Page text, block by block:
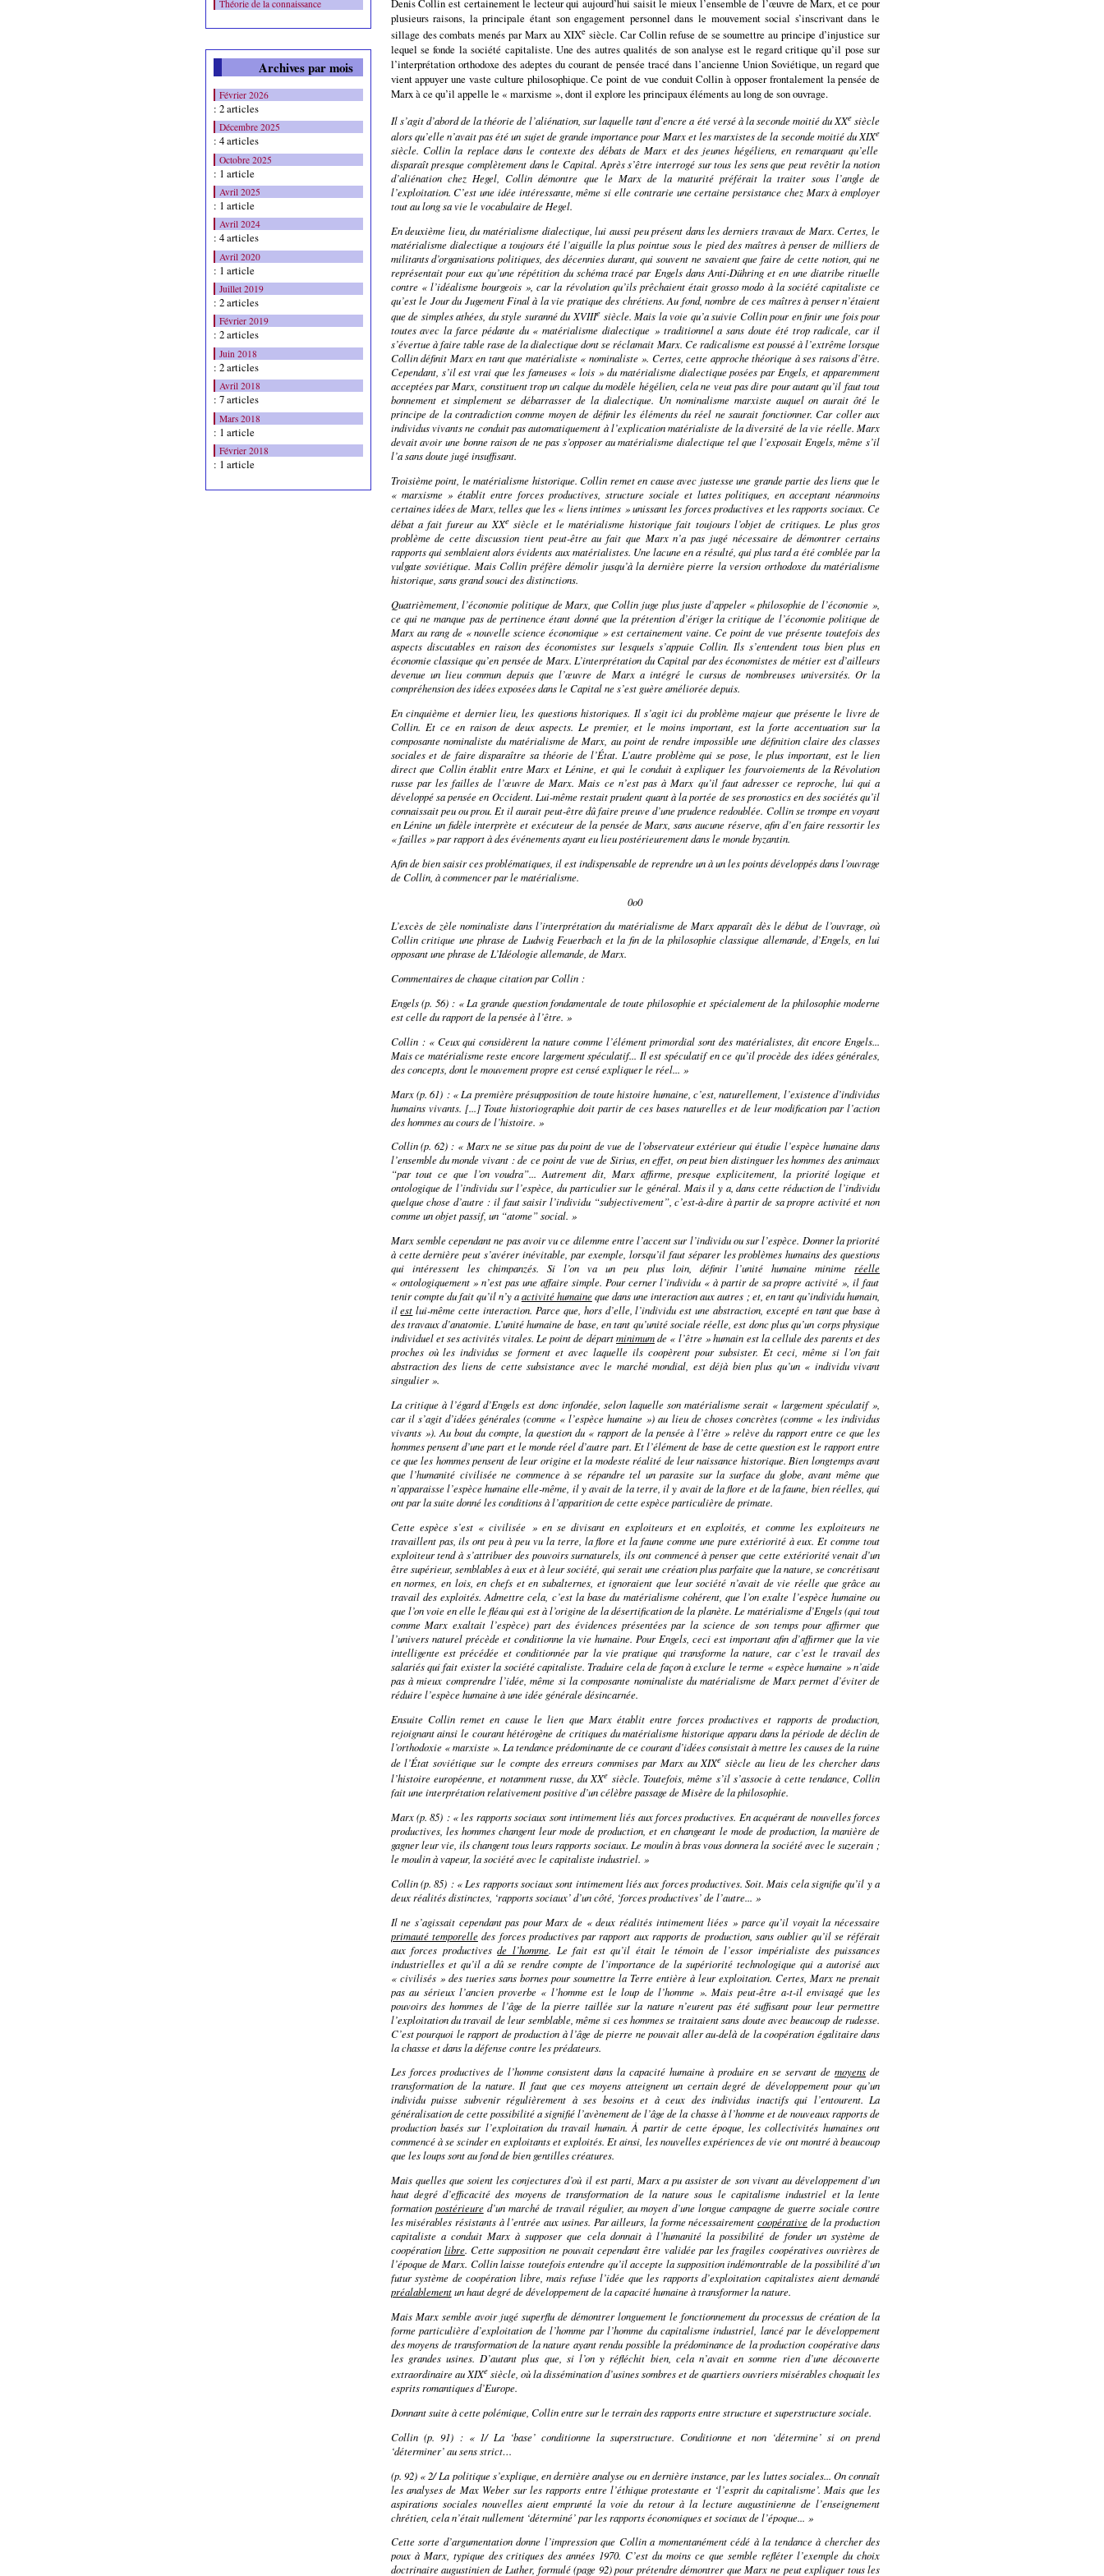
Théorie de la connaissance
Archives par mois
Février 2026
: 2 articles
Décembre 2025
: 4 articles
Octobre 2025
: 1 article
Avril 2025
: 1 article
Avril 2024
: 4 articles
Avril 2020
: 1 article
Juillet 2019
: 2 articles
Février 2019
: 2 articles
Juin 2018
: 2 articles
Avril 2018
: 7 articles
Mars 2018
: 1 article
Février 2018
: 1 article
Denis Collin est certainement le lecteur qui aujourd’hui saisit le mieux l’ensemble de l’œuvre de Marx, et ce pour
plusieurs raisons, la principale étant son engagement personnel dans le mouvement social s’inscrivant dans le
sillage des combats menés par Marx au XIXe siècle. Car Collin refuse de se soumettre au principe d’injustice sur
lequel se fonde la société capitaliste. Une des autres qualités de son analyse est le regard critique qu’il pose sur
l’interprétation orthodoxe des adeptes du courant de pensée tracé dans l’ancienne Union Soviétique, un regard que
vient appuyer une vaste culture philosophique. Ce point de vue conduit Collin à opposer frontalement la pensée de
Marx à ce qu’il appelle le « marxisme », dont il explore les principaux éléments au long de son ouvrage.
Il s’agit d’abord de la théorie de l’aliénation, sur laquelle tant d’encre a été versé à la seconde moitié du XXe siècle
alors qu’elle n’avait pas été un sujet de grande importance pour Marx et les marxistes de la seconde moitié du XIXe
siècle. Collin la replace dans le contexte des débats de Marx et des jeunes hégéliens, en remarquant qu’elle
disparaît presque complètement dans le Capital. Après s’être interrogé sur tous les sens que peut revêtir la notion
d’aliénation chez Hegel, Collin démontre que le Marx de la maturité préférait la traiter sous l’angle de
l’exploitation. C’est une idée intéressante, même si elle contrarie une certaine persistance chez Marx à employer
tout au long sa vie le vocabulaire de Hegel.
En deuxième lieu, du matérialisme dialectique, lui aussi peu présent dans les derniers travaux de Marx. Certes, le
matérialisme dialectique a toujours été l’aiguille la plus pointue sous le pied des maîtres à penser de milliers de
militants d’organisations politiques, des décennies durant, qui souvent ne savaient que faire de cette notion, qui ne
représentait pour eux qu’une répétition du schéma tracé par Engels dansAnti-Dühring et en une diatribe rituelle
contre « l’idéalisme bourgeois », car la révolution qu’ils prêchaient était grosso modo à la société capitaliste ce
qu’est le Jour du Jugement Final à la vie pratique des chrétiens. Au fond, nombre de ces maîtres à penser n’étaient
que de simples athées, du style suranné du XVIIIe siècle. Mais la voie qu’a suivie Collin pour en finir une fois pour
toutes avec la farce pédante du « matérialisme dialectique » traditionnel a sans doute été trop radicale, car il
s’évertue à faire table rase de la dialectique dont se réclamait Marx. Ce radicalisme est poussé à l’extrême lorsque
Collin définit Marx en tant que matérialiste « nominaliste ». Certes, cette approche théorique à ses raisons d’être.
Cependant, s’il est vrai que les fameuses « lois » du matérialisme dialectique posées par Engels, et apparemment
acceptées par Marx, constituent trop un calque du modèle hégélien, cela ne veut pas dire pour autant qu’il faut tout
bonnement et simplement se débarrasser de la dialectique. Un nominalisme marxiste auquel on aurait ôté le
principe de la contradiction comme moyen de définir les éléments du réel ne saurait fonctionner. Car coller aux
individus vivants ne conduit pas automatiquement à l’explication matérialiste de la diversité de la vie réelle. Marx
devait avoir une bonne raison de ne pas s’opposer au matérialisme dialectique tel que l’exposait Engels, même s’il
l’a sans doute jugé insuffisant.
Troisième point, le matérialisme historique. Collin remet en cause avec justesse une grande partie des liens que le
« marxisme » établit entre forces productives, structure sociale et luttes politiques, en acceptant néanmoins
certaines idées de Marx, telles que les « liens intimes » unissant les forces productives et les rapports sociaux. Ce
débat a fait fureur au XXesiècle et le matérialisme historique fait toujours l’objet de critiques. Le plus gros
problème de cette discussion tient peut-être au fait que Marx n’a pas jugé nécessaire de démontrer certains
rapports qui semblaient alors évidents aux matérialistes. Une lacune en a résulté, qui plus tard a été comblée par la
vulgatesoviétique. Mais Collin préfère démolir jusqu’à la dernière pierre la version orthodoxe du matérialisme
historique, sans grand souci des distinctions.
Quatrièmement, l’économie politique de Marx, que Collin juge plus juste d’appeler « philosophie de l’économie »,
ce qui ne manque pas de pertinence étant donné que la prétention d’ériger la critique de l’économie politique de
Marx au rang de « nouvelle science économique » est certainement vaine. Ce point de vue présente toutefois des
aspects discutables en raison des économistes sur lesquels s’appuie Collin. Ils s’entendent tous bien plus en
économie classique qu’en pensée de Marx. L’interprétation duCapital par des économistes de métier est d’ailleurs
devenue un lieu commun depuis que l’œuvre de Marx a intégré le cursus de nombreuses universités. Or la
compréhension des idées exposées dans leCapitalne s’est guère améliorée depuis.
En cinquième et dernier lieu, les questions historiques. Il s’agit ici du problème majeur que présente le livre de
Collin. Et ce en raison de deux aspects. Le premier, et le moins important, est la forte accentuation sur la
composante nominaliste du matérialisme de Marx, au point de rendre impossible une définition claire des classes
sociales et de faire disparaître sa théorie de l’État. L’autre problème qui se pose, le plus important, est le lien
direct que Collin établit entre Marx et Lénine, et qui le conduit à expliquer les fourvoiements de la Révolution
russe par les failles de l’œuvre de Marx. Mais ce n’est pas à Marx qu’il faut adresser ce reproche, lui qui a
développé sa pensée en Occident. Lui-même restait prudent quant à la portée de ses pronostics en des sociétés qu’il
connaissait peu ou prou. Et il aurait peut-être dû faire preuve d’une prudence redoublée. Collin se trompe en voyant
en Lénine un fidèle interprète et exécuteur de la pensée de Marx, sans aucune réserve, afin d’en faire ressortir les
« failles » par rapport à des événements ayant eu lieu postérieurement dans le monde byzantin.
Afin de bien saisir ces problématiques, il est indispensable de reprendre un à un les points développés dans l’ouvrage
de Collin, à commencer par le matérialisme.
0o0
L’excès de zèle nominaliste dans l’interprétation du matérialisme de Marx apparaît dès le début de l’ouvrage, où
Collin critique une phrase de Ludwig Feuerbach et la fin de la philosophie classique allemande, d’Engels, en lui
opposant une phrase deL’Idéologie allemande, de Marx.
Commentaires de chaque citation par Collin :
Engels (p. 56) : « La grande question fondamentale de toute philosophie et spécialement de la philosophie moderne
est celle du rapport de la pensée à l’être. »
Collin: « Ceux qui considèrent la nature comme l’élément primordial sont des matérialistes, dit encore Engels...
Mais ce matérialisme reste encore largement spéculatif... Il est spéculatif en ce qu’il procède des idées générales,
des concepts, dont le mouvement propre est censé expliquer le réel... »
Marx (p. 61) : « La première présupposition de toute histoire humaine, c’est, naturellement, l’existence d’individus
humains vivants. [...] Toute historiographie doit partir de ces bases naturelles et de leur modification par l’action
des hommes au cours de l’histoire. »
Collin(p. 62) : « Marx ne se situe pas du point de vue de l’observateur extérieur qui étudie l’espèce humaine dans
l’ensemble du monde vivant : de ce point de vue de Sirius, en effet, on peut bien distinguer les hommes des animaux
“par tout ce que l’on voudra”... Autrement dit, Marx affirme, presque explicitement, la priorité logique et
ontologique de l’individu sur l’espèce, du particulier sur le général. Mais il y a, dans cette réduction de l’individu
quelque chose d’autre : il faut saisir l’individu “subjectivement”, c’est-à-dire à partir de sa propre activité et non
comme un objet passif, un “atome” social. »
Marx semble cependant ne pas avoir vu ce dilemme entre l’accent sur l’individu ou sur l’espèce. Donner la priorité
à cette dernière peut s’avérer inévitable, par exemple, lorsqu’il faut séparer les problèmes humains des questions
qui intéressent les chimpanzés. Si l’on va un peu plus loin, définir l’unité humaine minime réelle
« ontologiquement » n’est pas une affaire simple. Pour cerner l’individu « à partir de sa propre activité », il faut
tenir compte du fait qu’il n’y aactivité humaineque dans une interaction aux autres ; et, en tant qu’individu humain,
ilest lui-même cette interaction. Parce que, hors d’elle, l’individu est une abstraction, excepté en tant que base à
des travaux d’anatomie. L’unité humaine de base, en tant qu’unité sociale réelle, est donc plus qu’un corps physique
individuel et ses activités vitales. Le point de départminimumde « l’être » humain est la cellule des parents et des
proches où les individus se forment et avec laquelle ils coopèrent pour subsister. Et ceci, même si l’on fait
abstraction des liens de cette subsistance avec le marché mondial, est déjà bien plus qu’un « individu vivant
singulier ».
La critique à l’égard d’Engels est donc infondée, selon laquelle son matérialisme serait « largement spéculatif »,
car il s’agit d’idées générales (comme « l’espèce humaine ») au lieu de choses concrètes (comme « les individus
vivants »). Au bout du compte, la question du « rapport de la pensée à l’être » relève du rapport entre ce que les
hommes pensent d’une part et le monde réel d’autre part. Et l’élément de base de cette question est le rapport entre
ce que les hommes pensent de leur origine et la modeste réalité de leur naissance historique. Bien longtemps avant
que l’humanité civilisée ne commence à se répandre tel un parasite sur la surface du globe, avant même que
n’apparaisse l’espèce humaine elle-même, il y avait de la terre, il y avait de la flore et de la faune, bien réelles, qui
ont par la suite donné les conditions à l’apparition de cette espèce particulière de primate.
Cette espèce s’est « civilisée » en se divisant en exploiteurs et en exploités, et comme les exploiteurs ne
travaillent pas, ils ont peu à peu vu la terre, la flore et la faune comme une pure extériorité à eux. Et comme tout
exploiteur tend à s’attribuer des pouvoirs surnaturels, ils ont commencé à penser que cette extériorité venait d’un
être supérieur, semblables à eux et à leur société, qui serait une création plus parfaite que la nature, se concrétisant
en normes, en lois, en chefs et en subalternes, et ignoraient que leur société n’avait de vie réelle que grâce au
travail des exploités. Admettre cela, c’est la base du matérialisme cohérent, que l’on exalte l’espèce humaine ou
que l’on voie en elle le fléau qui est à l’origine de la désertification de la planète. Le matérialisme d’Engels (qui tout
comme Marx exaltait l’espèce) part des évidences présentées par la science de son temps pour affirmer que
l’univers naturel précède et conditionne la vie humaine. Pour Engels, ceci est important afin d’affirmer que la vie
intelligente est précédée et conditionnée par la vie pratique qui transforme la nature, car c’est le travail des
salariés qui fait exister la société capitaliste. Traduire cela de façon à exclure le terme « espèce humaine » n’aide
pas à mieux comprendre l’idée, même si la composante nominaliste du matérialisme de Marx permet d’éviter de
réduire l’espèce humaine à une idée générale désincarnée.
Ensuite Collin remet en cause le lien que Marx établit entre forces productives et rapports de production,
rejoignant ainsi le courant hétérogène de critiques du matérialisme historique apparu dans la période de déclin de
l’orthodoxie « marxiste ». La tendance prédominante de ce courant d’idées consistait à mettre les causes de la ruine
de l’État soviétique sur le compte des erreurs commises par Marx au XIXe siècle au lieu de les chercher dans
l’histoire européenne, et notamment russe, du XXe siècle. Toutefois, même s’il s’associe à cette tendance, Collin
fait une interprétation relativement positive d’un célèbre passage deMisère de la philosophie.
Marx (p. 85) : « les rapports sociaux sont intimement liés aux forces productives. En acquérant de nouvelles forces
productives, les hommes changent leur mode de production, et en changeant le mode de production, la manière de
gagner leur vie, ils changent tous leurs rapports sociaux. Le moulin à bras vous donnera la société avec le suzerain ;
le moulin à vapeur, la société avec le capitaliste industriel. »
Collin(p. 85) : « Les rapports sociaux sont intimement liés aux forces productives. Soit. Mais cela signifie qu’il y a
deux réalités distinctes, ‘rapports sociaux’ d’un côté, ‘forces productives’ de l’autre... »
Il ne s’agissait cependant pas pour Marx de « deux réalités intimement liées » parce qu’il voyait la nécessaire
primauté temporelledes forces productives par rapport aux rapports de production, sans oublier qu’il se référait
aux forces productivesde l’homme. Le fait est qu’il était le témoin de l’essor impérialiste des puissances
industrielles et qu’il a dû se rendre compte de l’importance de la supériorité technologique qui a autorisé aux
« civilisés » des tueries sans bornes pour soumettre la Terre entière à leur exploitation. Certes, Marx ne prenait
pas au sérieux l’ancien proverbe « l’homme est le loup de l’homme ». Mais peut-être a-t-il envisagé que les
pouvoirs des hommes de l’âge de la pierre taillée sur la nature n’eurent pas été suffisant pour leur permettre
l’exploitation du travail de leur semblable, même si ces hommes se traitaient sans doute avec beaucoup de rudesse.
C’est pourquoi le rapport de production à l’âge de pierre ne pouvait aller au-delà de la coopération égalitaire dans
la chasse et dans la défense contre les prédateurs.
Les forces productives de l’homme consistent dans la capacité humaine à produire en se servant demoyens de
transformation de la nature. Il faut que ces moyens atteignent un certain degré de développement pour qu’un
individu puisse subvenir régulièrement à ses besoins et à ceux des individus inactifs qui l’entourent. La
généralisation de cette possibilité a signifié l’avènement de l’âge de la chasse à l’homme et de nouveaux rapports de
production basés sur l’exploitation du travail humain. À partir de cette époque, les collectivités humaines ont
commencé à se scinder en exploitants et exploités. Et ainsi, les nouvelles expériences de vie ont montré à beaucoup
que les loups sont au fond de bien gentilles créatures.
Mais quelles que soient les conjectures d’où il est parti, Marx a pu assister de son vivant au développement d’un
haut degré d’efficacité des moyens de transformation de la nature sous le capitalisme industriel et la lente
formation postérieured’un marché de travail régulier, au moyen d’une longue campagne de guerre sociale contre
les misérables résistants à l’entrée aux usines. Par ailleurs, la forme nécessairement coopérative de la production
capitaliste a conduit Marx à supposer que cela donnait à l’humanité la possibilité de fonder un système de
coopération libre. Cette supposition ne pouvait cependant être validée par les fragiles coopératives ouvrières de
l’époque de Marx. Collin laisse toutefois entendre qu’il accepte la supposition indémontrable de la possibilité d’un
futur système de coopération libre, mais refuse l’idée que les rapports d’exploitation capitalistes aient demandé
préalablementun haut degré de développement de la capacité humaine à transformer la nature.
Mais Marx semble avoir jugé superflu de démontrer longuement le fonctionnement du processus de création de la
forme particulière d’exploitation de l’homme par l’homme du capitalisme industriel, lancé par le développement
des moyens de transformation de la nature ayant rendu possible la prédominance de la production coopérative dans
les grandes usines. D’autant plus que, si l’on y réfléchit bien, cela n’avait en somme rien d’une découverte
extraordinaire au XIXesiècle, où la dissémination d’usines sombres et de quartiers ouvriers misérables choquait les
esprits romantiques d’Europe.
Donnant suite àcette polémique, Collin entre sur le terrain des rapports entre structure et superstructure sociale.
Collin(p. 91) : « 1/ La ‘base’ conditionne la superstructure. Conditionne et non ‘détermine’ si on prend
‘déterminer’ au sens strict…
(p. 92) « 2/ La politique s’explique, en dernière analyse ou en dernière instance, par les luttes sociales... On connaît
les analyses de Max Weber sur les rapports entre l’éthique protestante et ‘l’esprit du capitalisme’. Mais que les
aspirations sociales nouvelles aient emprunté la voie du retour à la lecture augustinienne de l’enseignement
chrétien, cela n’était nullement ‘déterminé’ par les rapports économiques et sociaux de l’époque... »
Cette sorte d’argumentation donne l’impression que Collin a momentanément cédé à la tendance à chercher des
poux à Marx, typique des critiques des années 1970. C’est du moins ce que semble refléter l’exemple du choix
doctrinaire augustinien de Luther, formulé (page 92) pour prétendre démontrer que Marx ne peut expliquer tous les